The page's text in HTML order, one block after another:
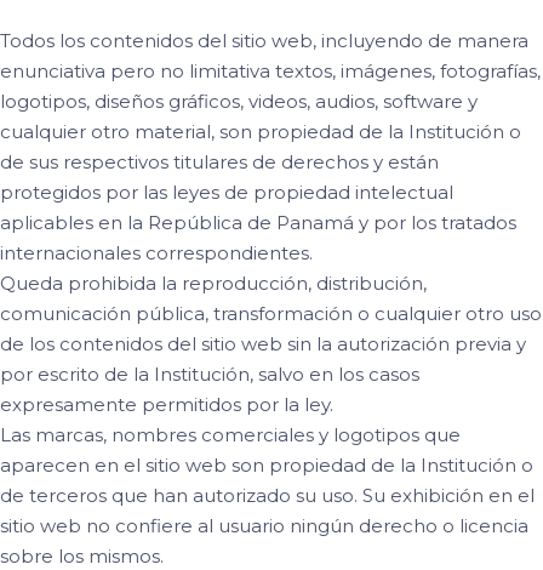
Todos los contenidos del sitio web, incluyendo de manera
enunciativa pero no limitativa textos, imágenes, fotografías,
logotipos, diseños gráficos, videos, audios, software y
cualquier otro material, son propiedad de la Institución o
de sus respectivos titulares de derechos y están
protegidos por las leyes de propiedad intelectual
aplicables en la República de Panamá y por los tratados
internacionales correspondientes.
Queda prohibida la reproducción, distribución,
comunicación pública, transformación o cualquier otro uso
de los contenidos del sitio web sin la autorización previa y
por escrito de la Institución, salvo en los casos
expresamente permitidos por la ley.
Las marcas, nombres comerciales y logotipos que
aparecen en el sitio web son propiedad de la Institución o
de terceros que han autorizado su uso. Su exhibición en el
sitio web no confiere al usuario ningún derecho o licencia
sobre los mismos.